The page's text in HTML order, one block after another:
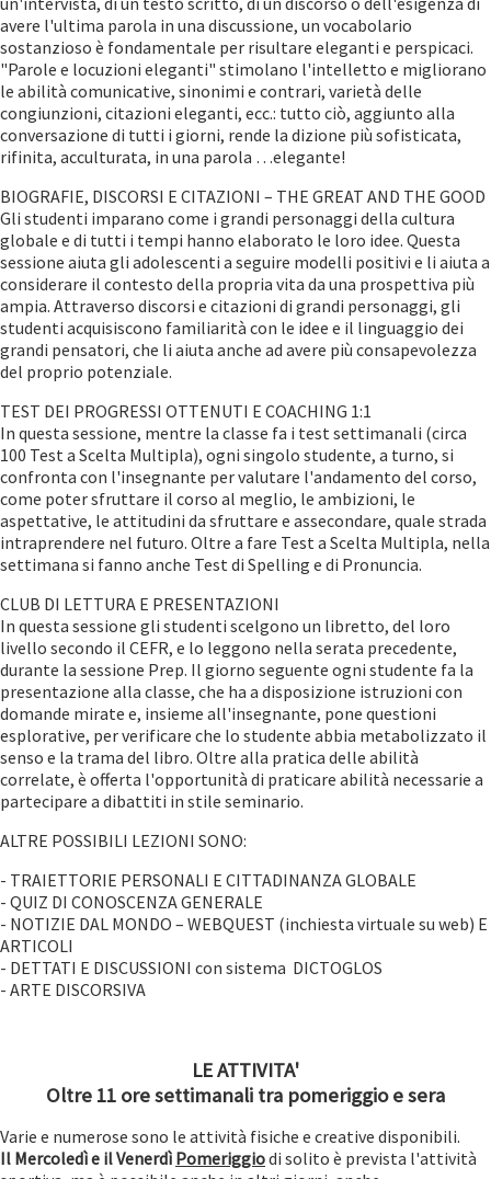
avere l'ultima parola in una discussione, un vocabolario
sostanzioso è fondamentale per risultare eleganti e perspicaci.
"Parole e locuzioni eleganti" stimolano l'intelletto e migliorano
le abilità comunicative, sinonimi e contrari, varietà delle
congiunzioni, citazioni eleganti, ecc.: tutto ciò, aggiunto alla
conversazione di tutti i giorni, rende la dizione più sofisticata,
rifinita, acculturata, in una parola …elegante!
BIOGRAFIE, DISCORSI E CITAZIONI – THE GREAT AND THE GOOD
Gli studenti imparano come i grandi personaggi della cultura
globale e di tutti i tempi hanno elaborato le loro idee. Questa
sessione aiuta gli adolescenti a seguire modelli positivi e li aiuta a
considerare il contesto della propria vita da una prospettiva più
ampia. Attraverso discorsi e citazioni di grandi personaggi, gli
studenti acquisiscono familiarità con le idee e il linguaggio dei
grandi pensatori, che li aiuta anche ad avere più consapevolezza
del proprio potenziale.
TEST DEI PROGRESSI OTTENUTI E COACHING 1:1
In questa sessione, mentre la classe fa i test settimanali (circa
100 Test a Scelta Multipla), ogni singolo studente, a turno, si
confronta con l'insegnante per valutare l'andamento del corso,
come poter sfruttare il corso al meglio, le ambizioni, le
aspettative, le attitudini da sfruttare e assecondare, quale strada
intraprendere nel futuro. Oltre a fare Test a Scelta Multipla, nella
settimana si fanno anche Test di Spelling e di Pronuncia.
CLUB DI LETTURA E PRESENTAZIONI
In questa sessione gli studenti scelgono un libretto, del loro
livello secondo il CEFR, e lo leggono nella serata precedente,
durante la sessione Prep. Il giorno seguente ogni studente fa la
presentazione alla classe, che ha a disposizione istruzioni con
domande mirate e, insieme all'insegnante, pone questioni
esplorative, per verificare che lo studente abbia metabolizzato il
senso e la trama del libro. Oltre alla pratica delle abilità
correlate, è offerta l'opportunità di praticare abilità necessarie a
partecipare a dibattiti in stile seminario.
ALTRE POSSIBILI LEZIONI SONO:
- TRAIETTORIE PERSONALI E CITTADINANZA GLOBALE
- QUIZ DI CONOSCENZA GENERALE
- NOTIZIE DAL MONDO – WEBQUEST (inchiesta virtuale su web) E
ARTICOLI
- DETTATI E DISCUSSIONI con sistema DICTOGLOS
- ARTE DISCORSIVA
LE ATTIVITA'
Oltre 11 ore settimanali tra pomeriggio e sera
Varie e numerose sono le attività fisiche e creative disponibili.
Il Mercoledì e il Venerdì Pomeriggiodi solito è prevista l'attività